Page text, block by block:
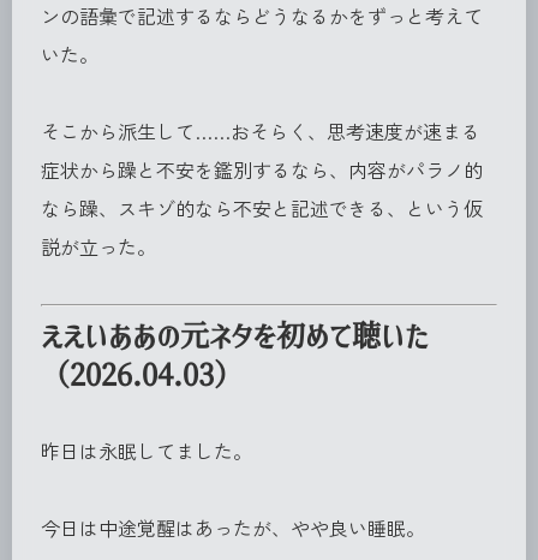
ンの語彙で記述するならどうなるかをずっと考えて
いた。
そこから派生して……おそらく、思考速度が速まる
症状から躁と不安を鑑別するなら、内容がパラノ的
なら躁、スキゾ的なら不安と記述できる、という仮
説が立った。
ええいああの元ネタを初めて聴いた
（2026.04.03）
昨日は永眠してました。
今日は中途覚醒はあったが、やや良い睡眠。